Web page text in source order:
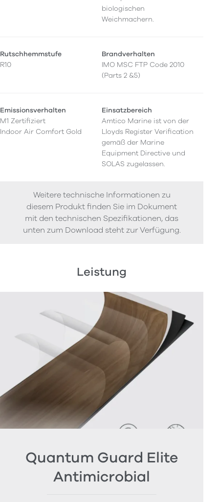
biologischen
Weichmachern.
Rutschhemmstufe
R10
Brandverhalten
IMO MSC FTP Code 2010
(Parts 2 &5)
Emissionsverhalten
M1 Zertifiziert
Indoor Air Comfort Gold
Einsatzbereich
Amtico Marine ist von der
Lloyds Register Verification
gemäß der Marine
Equipment Directive und
SOLAS zugelassen.
Weitere technische Informationen zu
diesem Produkt finden Sie im Dokument
mit den technischen Spezifikationen, das
unten zum Download steht zur Verfügung.
Leistung
Quantum Guard Elite
Antimicrobial